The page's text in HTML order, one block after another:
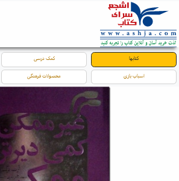
کتابها کمک درسی
اسباب بازی محصولات فرهنگی